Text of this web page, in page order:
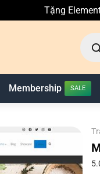
Tặng
Tìm
kiếm
sản
phẩm
Membership